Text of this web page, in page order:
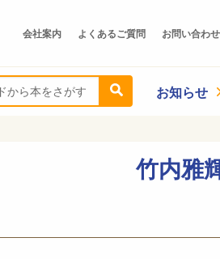
会社案内 よくあるご質問 お問い合わせ
お知らせ
竹内雅